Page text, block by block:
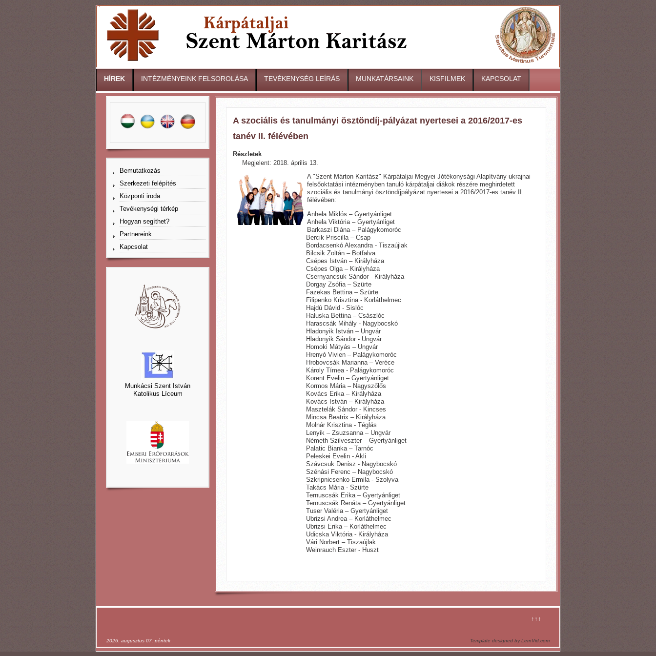
HÍREK INTÉZMÉNYEINK FELSOROLÁSA TEVÉKENYSÉG LEÍRÁS MUNKATÁRSAINK KISFILMEK KAPCSOLAT
Bemutatkozás
Szerkezeti felépítés
Központi iroda
Tevékenységi térkép
Hogyan segíthet?
Partnereink
Kapcsolat
Munkácsi Szent István
Katolikus Líceum
A szociális és tanulmányi ösztöndíj-pályázat nyertesei a 2016/2017-es
tanév II. félévében
Részletek
Megjelent: 2018. április 13.
A "Szent Márton Karitász" Kárpátaljai Megyei Jótékonysági Alapítvány ukrajnai
felsőoktatási intézményben tanuló kárpátaljai diákok részére meghirdetett
szociális és tanulmányi ösztöndíjpályázat nyertesei a 2016/2017-es tanév II.
félévében:
Anhela Miklós – Gyertyánliget
Anhela Viktória – Gyertyánliget
Barkaszi Diána – Palágykomoróc
Bercik Priscilla – Csap
Bordacsenkó Alexandra - Tiszaújlak
Bilcsik Zoltán – Botfalva
Csépes István – Királyháza
Csépes Olga – Királyháza
Csernyancsuk Sándor - Királyháza
Dorgay Zsófia – Szürte
Fazekas Bettina – Szürte
Filipenko Krisztina - Korláthelmec
Hajdú Dávid - Sislóc
Haluska Bettina – Császlóc
Harascsák Mihály - Nagybocskó
Hladonyik István – Ungvár
Hladonyik Sándor - Ungvár
Homoki Mátyás – Ungvár
Hrenyó Vivien – Palágykomoróc
Hrobovcsák Marianna – Veréce
Károly Tímea - Palágykomoróc
Korent Evelin – Gyertyánliget
Kormos Mária – Nagyszőlős
Kovács Erika – Királyháza
Kovács István – Királyháza
Masztelák Sándor - Kincses
Mincsa Beatrix – Királyháza
Molnár Krisztina - Téglás
Lenyik – Zsuzsanna – Ungvár
Németh Szilveszter – Gyertyánliget
Palatic Bianka – Tarnóc
Peleskei Evelin - Akli
Szávcsuk Denisz - Nagybocskó
Szénási Ferenc – Nagybocskó
Szkripnicsenko Ermila - Szolyva
Takács Mária - Szürte
Ternuscsák Erika – Gyertyánliget
Ternuscsák Renáta – Gyertyánliget
Tuser Valéria – Gyertyánliget
Ubrizsi Andrea – Korláthelmec
Ubrizsi Erika – Korláthelmec
Udicska Viktória - Királyháza
Vári Norbert – Tiszaújlak
Weinrauch Eszter - Huszt
↑↑↑
2026. augusztus 07. péntek Template designed by LernVid.com